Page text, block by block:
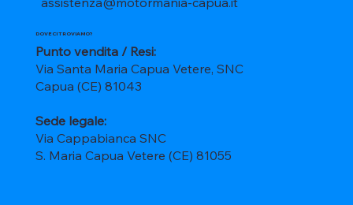
DOVE CI TROVIAMO?
Punto vendita / Resi:
Via Santa Maria Capua Vetere, SNC
Capua (CE) 81043
Sede legale:
Via Cappabianca SNC
S. Maria Capua Vetere (CE) 81055